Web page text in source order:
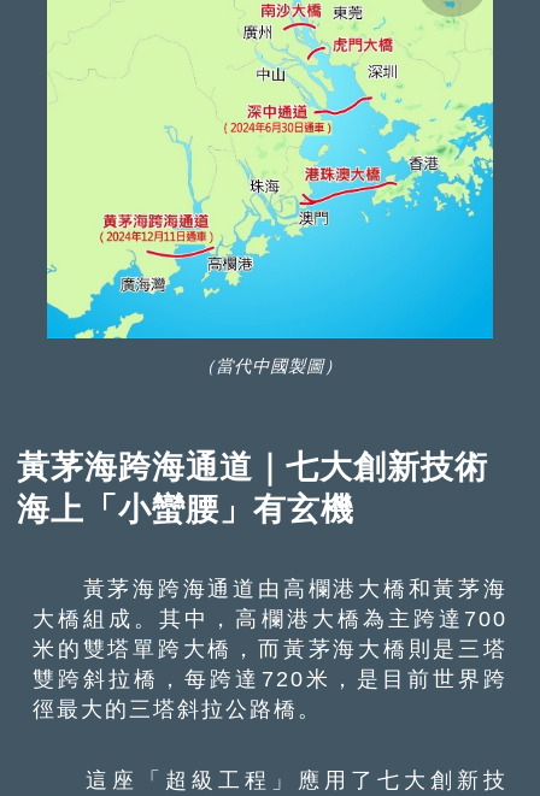
（當代中國製圖）
黃茅海跨海通道｜七大創新技術
海上「小蠻腰」有玄機
黃茅海跨海通道由高欄港大橋和黃茅海
大橋組成。其中，高欄港大橋為主跨達700
米的雙塔單跨大橋，而黃茅海大橋則是三塔
雙跨斜拉橋，每跨達720米，是目前世界跨
徑最大的三塔斜拉公路橋。
這座「超級工程」應用了七大創新技